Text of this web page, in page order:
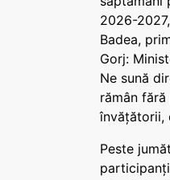
2026-
Badea,
Gorj:
Ne sună
rămân
învățătorii,
Peste